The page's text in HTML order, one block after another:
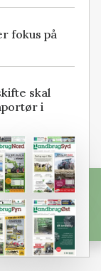
fokus på
skal
i